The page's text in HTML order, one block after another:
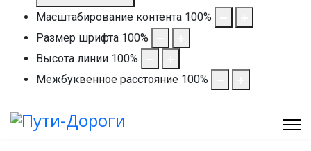
Масштабирование контента 100%
Размер шрифта 100%
Высота линии 100%
Межбуквенное расстояние 100%